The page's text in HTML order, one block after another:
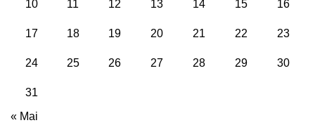
10 11 12 13 14 15 16
17 18 19 20 21 22 23
24 25 26 27 28 29 30
31
« Mai